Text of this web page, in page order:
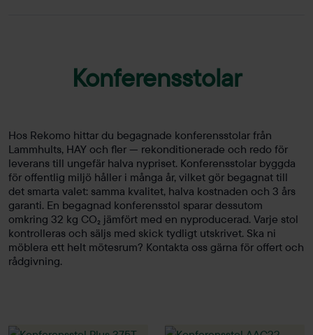
Konferensstolar
Hos Rekomo hittar du begagnade konferensstolar från
Lammhults, HAY och fler — rekonditionerade och redo för
leverans till ungefär halva nypriset. Konferensstolar byggda
för offentlig miljö håller i många år, vilket gör begagnat till
det smarta valet: samma kvalitet, halva kostnaden och 3 års
garanti. En begagnad konferensstol sparar dessutom
omkring 32 kg CO₂ jämfört med en nyproducerad. Varje stol
kontrolleras och säljs med skick tydligt utskrivet. Ska ni
möblera ett helt mötesrum? Kontakta oss gärna för offert och
rådgivning.